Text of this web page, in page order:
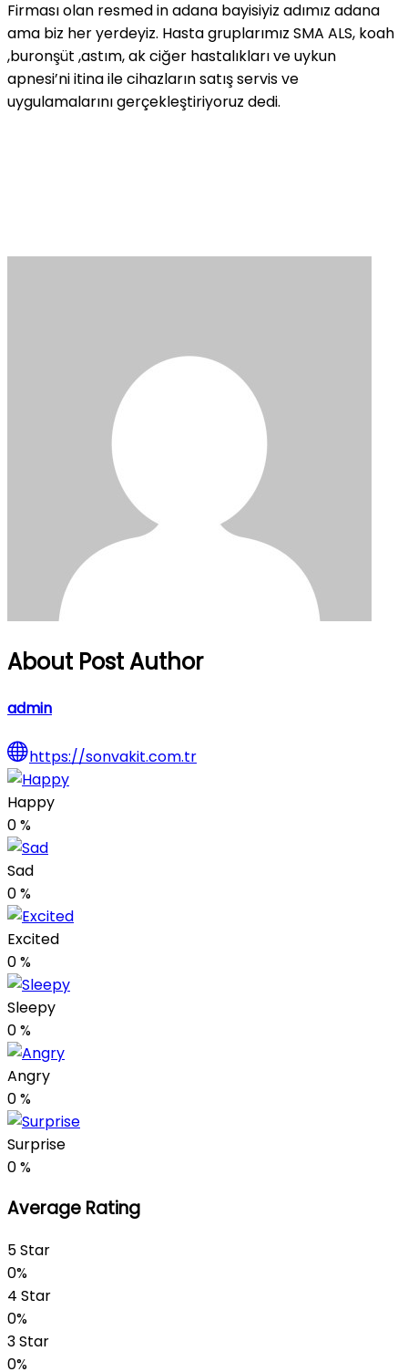
Firması olan resmed in adana bayisiyiz adımız adana
ama biz her yerdeyiz. Hasta gruplarımız SMA ALS, koah
,buronşüt ,astım, ak ciğer hastalıkları ve uykun
apnesi’ni itina ile cihazların satış servis ve
uygulamalarını gerçekleştiriyoruz dedi.
escort
About Post Author
admin
https://sonvakit.com.tr
Happy
0%
Sad
0%
Excited
0%
Sleepy
0%
Angry
0%
Surprise
0%
Average Rating
5 Star
0%
4 Star
0%
3 Star
0%